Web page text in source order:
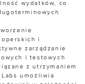
wydatków, co
i
zarządzanie
i testowych
z utrzymaniem
umożliwia